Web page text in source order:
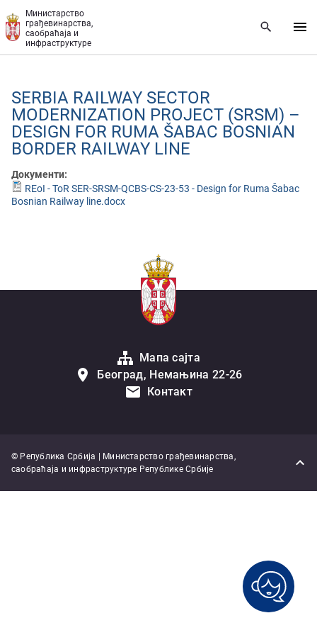
Министарство
грађевинарства,
саобраћаја и
инфраструктуре
SERBIA RAILWAY SECTOR
MODERNIZATION PROJECT (SRSM) –
DESIGN FOR RUMA ŠABAC BOSNIAN
BORDER RAILWAY LINE
Документи:
REoI - ToR SER-SRSM-QCBS-CS-23-53 - Design for Ruma Šabac
Bosnian Railway line.docx
Мапа сајта
Београд, Немањина 22-26
Контакт
© Република Србија | Министарство грађевинарства,
саобраћаја и инфраструктуре Републике Србије